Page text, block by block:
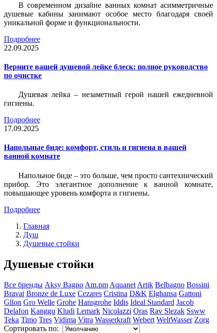
В современном дизайне ванных комнат асимметричные
душевые кабины занимают особое место благодаря своей
уникальной форме и функциональности.
Подробнее
22.09.2025
Верните вашей душевой лейке блеск: полное руководство
по очистке
Душевая лейка – незаметный герой нашей ежедневной
гигиены.
Подробнее
17.09.2025
Напольные биде: комфорт, стиль и гигиена в вашей
ванной комнате
Напольное биде – это больше, чем просто сантехнический
прибор. Это элегантное дополнение к ванной комнате,
повышающее уровень комфорта и гигиены.
Подробнее
Главная
Душ
Душевые стойки
Душевые стойки
Все бренды Aksy Bagno Am.pm Aquanet Artik Belbagno Bossini
Bravat Bronze de Luxe Cezares Cristina D&K Elghansa Gattoni
Gllon Gro Welle Grohe Hansgrohe Iddis Ideal Standard Jacob
Delafon Kanggu Kludi Lemark Nicolazzi Oras Rav Slezak Ssww
Teka Timo Tres Vidima Vitra Wasserkraft Webert WeltWasser Zorg
Сортировать по: